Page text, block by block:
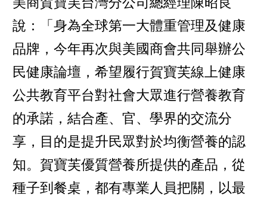
說：「身為全球第一大體重管理及健康
品牌，今年再次與美國商會共同舉辦公
民健康論壇，希望履行賀寶芙線上健康
公共教育平台對社會大眾進行營養教育
的承諾，結合產、官、學界的交流分
享，目的是提升民眾對於均衡營養的認
知。賀寶芙優質營養所提供的產品，從
種子到餐桌，都有專業人員把關，以最